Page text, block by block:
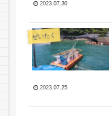
2023.07.30
ぜいたく
2023.07.25